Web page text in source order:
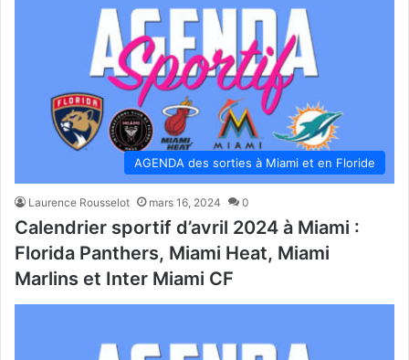
AGENDA des sorties à Miami et en Floride
Laurence Rousselot mars 16, 2024 0
Calendrier sportif d’avril 2024 à Miami :
Florida Panthers, Miami Heat, Miami
Marlins et Inter Miami CF